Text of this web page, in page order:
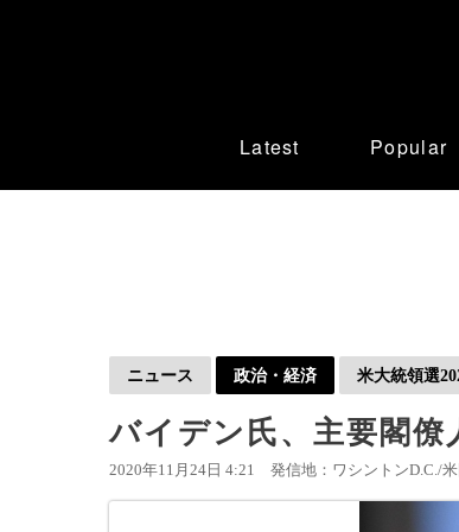
Latest Popular
ニュース 政治・経済 米大統領選
バイデン氏、主要閣僚
2020年11月24日 4:21 発信地：ワシントンD.C./